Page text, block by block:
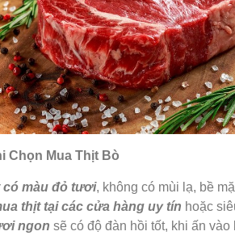
Chọn Mua Thịt Bò
có màu đỏ tươi, không có mùi lạ, bề
thịt tại các cửa hàng uy tín hoặc
ngon sẽ có độ đàn hồi tốt, khi ấn vào